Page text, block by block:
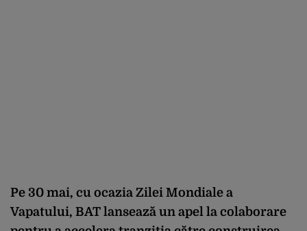
Pe 30 mai, cu ocazia Zilei Mondiale a
Vapatului, BAT lansează un apel la colaborare